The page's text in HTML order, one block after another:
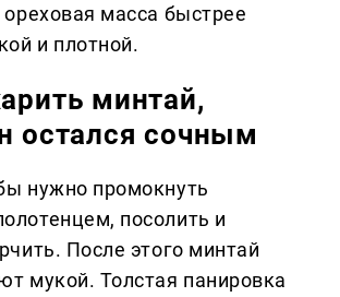
масса быстрее
и плотной.
минтай,
остался сочным
нужно промокнуть
посолить и
После этого минтай
мукой. Толстая панировка